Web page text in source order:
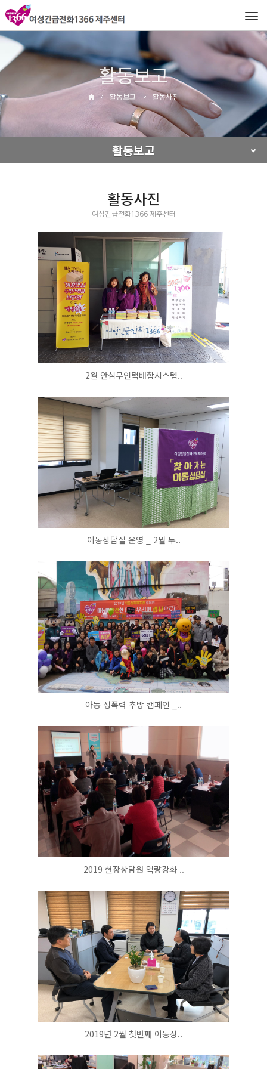
활동보고
활동보고 활동사진
활동보고
활동사진
여성긴급전화1366 제주센터
2월 안심무인택배함시스템..
이동상담실 운영 _ 2월 두..
아동 성폭력 추방 캠페인 _..
2019 현장상담원 역량강화 ..
2019년 2월 첫번째 이동상..